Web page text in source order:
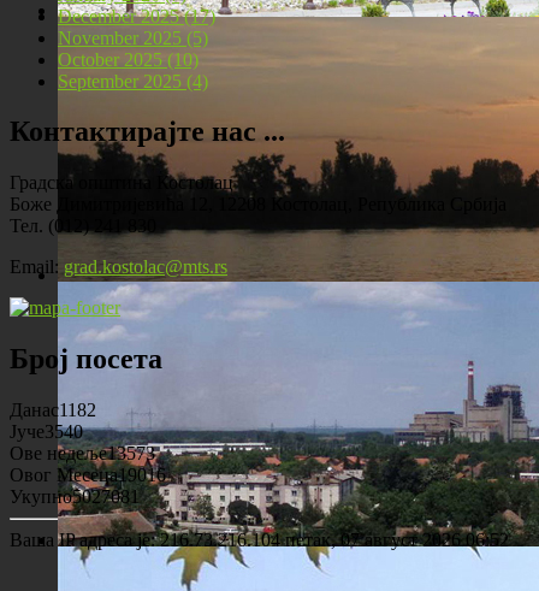
Локомотива у центру Костолца
Костолац на Дунаву
Панорама Костолца
December 2025 (17)
November 2025 (5)
October 2025 (10)
September 2025 (4)
Контактирајте нас ...
Градска општина Костолац
Боже Димитријевића 12, 12208 Костолац, Република Србија
Тел. (012) 241 830
Email: grad.kostolac@mts.rs
Број посета
Данас1182
Јуче3540
Ове недеље13573
Овог Месеца19016
Укупно5027081
Ваша IP адреса је: 216.73.216.104 петак, 07 август 2026 06:52